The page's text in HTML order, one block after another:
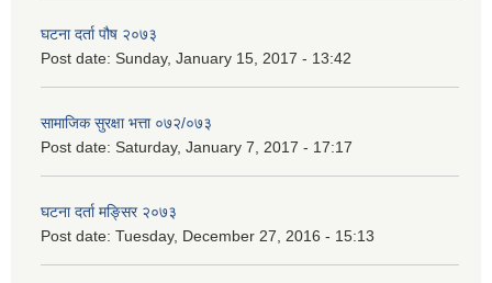
घटना दर्ता पौष २०७३
Post date: Sunday, January 15, 2017 - 13:42
सामाजिक सुरक्षा भत्ता ०७२/०७३
Post date: Saturday, January 7, 2017 - 17:17
घटना दर्ता मङ्सिर २०७३
Post date: Tuesday, December 27, 2016 - 15:13